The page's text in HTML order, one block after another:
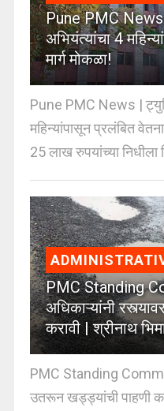
Pune PMC News
अभियंत्यांचा 4
मार्ग मोकळा!
Pune PMC News |
महिन्यांपासून प्रलंबित
25 लाख रुपयांच्या निधीला
PMC Standing
अधिकाऱ्यांनी
करावी | श्रीनाथ
PMC Standing
उतरून खड्ड्यांची पाहणी